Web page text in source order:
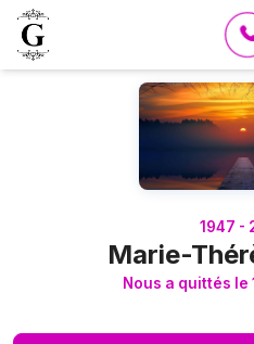
Logo Pompes Funèbres
1947 -
Marie-
Nous a quittés le